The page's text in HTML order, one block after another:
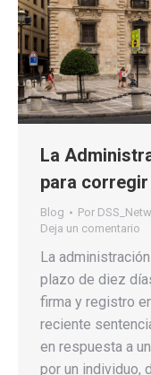
La
para
Blog Por
Deja un comentario
La
plazo de diez
firma y registro
reciente
en respuesta a
por un individuo,